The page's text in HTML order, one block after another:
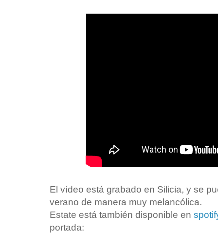
El vídeo está grabado en Silicia, y se
verano de manera muy melancólica.
Estate está también disponible en
portada: